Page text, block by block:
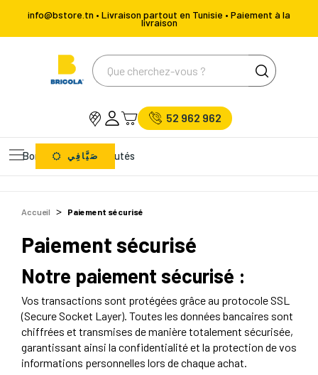
info@bstore.tn • Livraison partout en Tunisie • Paiement à la
livraison
52 962 962
Bons Plans Nouveautés
صَيَّافِي
Accueil Paiement sécurisé
Paiement sécurisé
Notre paiement sécurisé :
Vos transactions sont protégées grâce au protocole SSL
(Secure Socket Layer). Toutes les données bancaires sont
chiffrées et transmises de manière totalement sécurisée,
garantissant ainsi la confidentialité et la protection de vos
informations personnelles lors de chaque achat.